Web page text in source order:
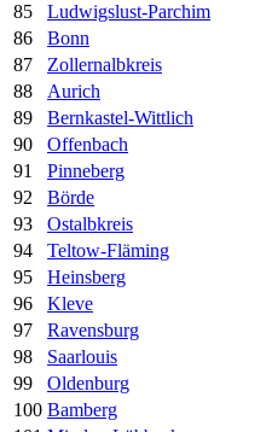
85
Ludwigslust-Parchim
86
Bonn
87
Zollernalbkreis
88
Aurich
89
Bernkastel-Wittlich
90
Offenbach
91
Pinneberg
92
Börde
93
Ostalbkreis
94
Teltow-Fläming
95
Heinsberg
96
Kleve
97
Ravensburg
98
Saarlouis
99
Oldenburg
100 Bamberg